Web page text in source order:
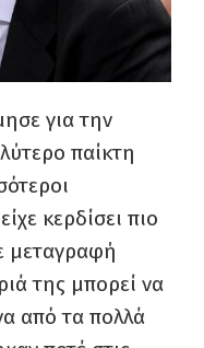
για την
παίκτη
κερδίσει πιο
μεταγραφή
της μπορεί να
από τα πολλά